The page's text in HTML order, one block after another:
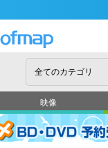
映像